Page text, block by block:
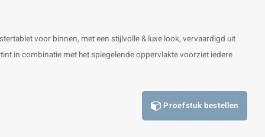
voor binnen, met een stijlvolle & luxe look, vervaardigd uit
in combinatie met het spiegelende oppervlakte voorziet iedere
Proefstuk bestellen